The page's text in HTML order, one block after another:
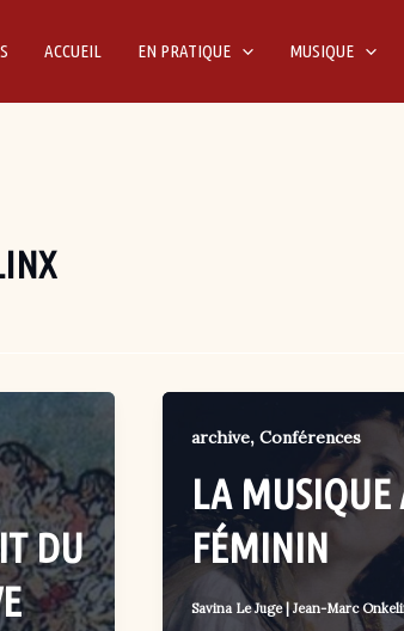
ACCUEIL EN PRATIQUE MUSIQUE
DU
archive,Conférences
LA MUSIQUE
FÉMININ
Savina Le Juge|Jean-Marc